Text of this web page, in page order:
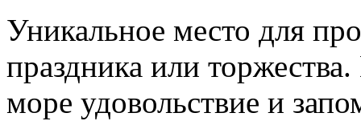
Уникальное место для
праздника или
море удовольствие и